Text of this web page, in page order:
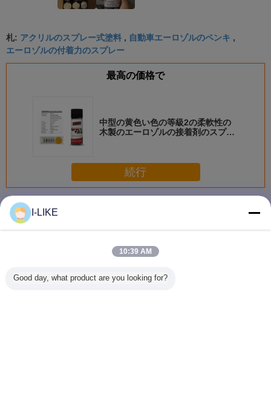
札: アクリルのスプレー式塗料 , 自動車エーロゾルのペンキ ,
エーロゾルの付着力のスプレー
最高の価格で
中型の黄色い色の等級2の柔軟性の
木製のエーロゾルの接着剤のスプレ
続行
多くスプレーのペンキ
衝撃耐性 快速乾燥
金属やプラスチッ
防水 2k エアゾー
ル スプレー ペイ
I-LIKE
10:39 AM
Good day, what product are you looking for?